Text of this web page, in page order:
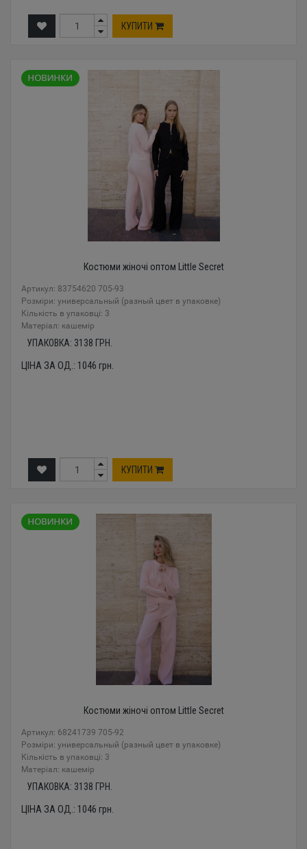
КУПИТИ
Костюми жіночі оптом Little Secret
Артикул: 83754620 705-93
Розміри: универсальный (разный цвет в упаковке)
Кількість в упаковці: 3
Mатеріал: кашемір
УПАКОВКА: 3138 ГРН.
ЦІНА ЗА ОД.: 1046 грн.
КУПИТИ
Костюми жіночі оптом Little Secret
Артикул: 68241739 705-92
Розміри: универсальный (разный цвет в упаковке)
Кількість в упаковці: 3
Mатеріал: кашемір
УПАКОВКА: 3138 ГРН.
ЦІНА ЗА ОД.: 1046 грн.